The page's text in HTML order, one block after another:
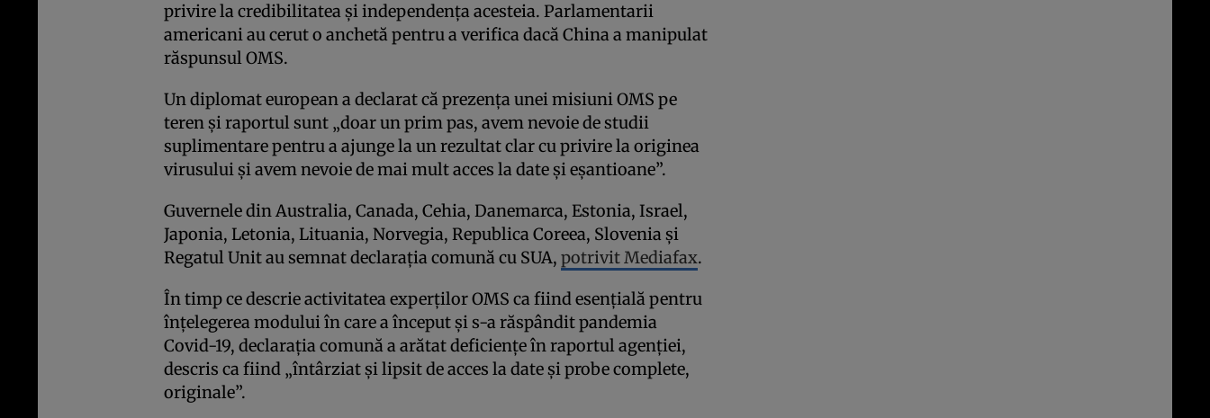
privire la credibilitatea și independența acesteia. Parlamentarii
americani au cerut o anchetă pentru a verifica dacă China a manipulat
răspunsul OMS.
Un diplomat european a declarat că prezența unei misiuni OMS pe
teren și raportul sunt „doar un prim pas, avem nevoie de studii
suplimentare pentru a ajunge la un rezultat clar cu privire la originea
virusului și avem nevoie de mai mult acces la date și eșantioane”.
Guvernele din Australia, Canada, Cehia, Danemarca, Estonia, Israel,
Japonia, Letonia, Lituania, Norvegia, Republica Coreea, Slovenia și
Regatul Unit au semnat declarația comună cu SUA, potrivit Mediafax.
În timp ce descrie activitatea experților OMS ca fiind esențială pentru
înțelegerea modului în care a început și s-a răspândit pandemia
Covid-19, declarația comună a arătat deficiențe în raportul agenției,
descris ca fiind „întârziat și lipsit de acces la date și probe complete,
originale”.